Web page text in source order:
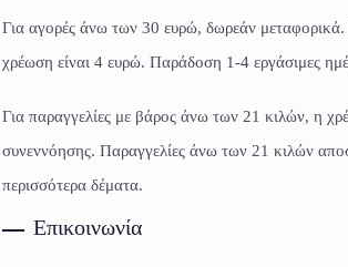
Για αγορές άνω των 30 ευρώ, δωρεάν
χρέωση είναι 4 ευρώ. Παράδοση 1-4 εργάσιμες
Για παραγγελίες με βάρος άνω των 21 κιλών, η
συνεννόησης. Παραγγελίες άνω των 21 κιλών
περισσότερα δέματα.
Επικοινωνία